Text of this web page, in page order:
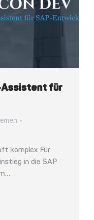
Assistent für
komplex Für
in die SAP